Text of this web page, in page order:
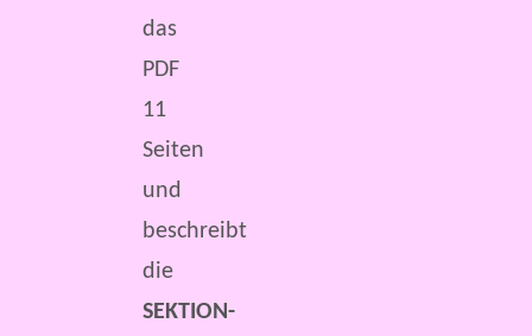
das
PDF
11
Seiten
und
beschreibt
die
SEKTION-